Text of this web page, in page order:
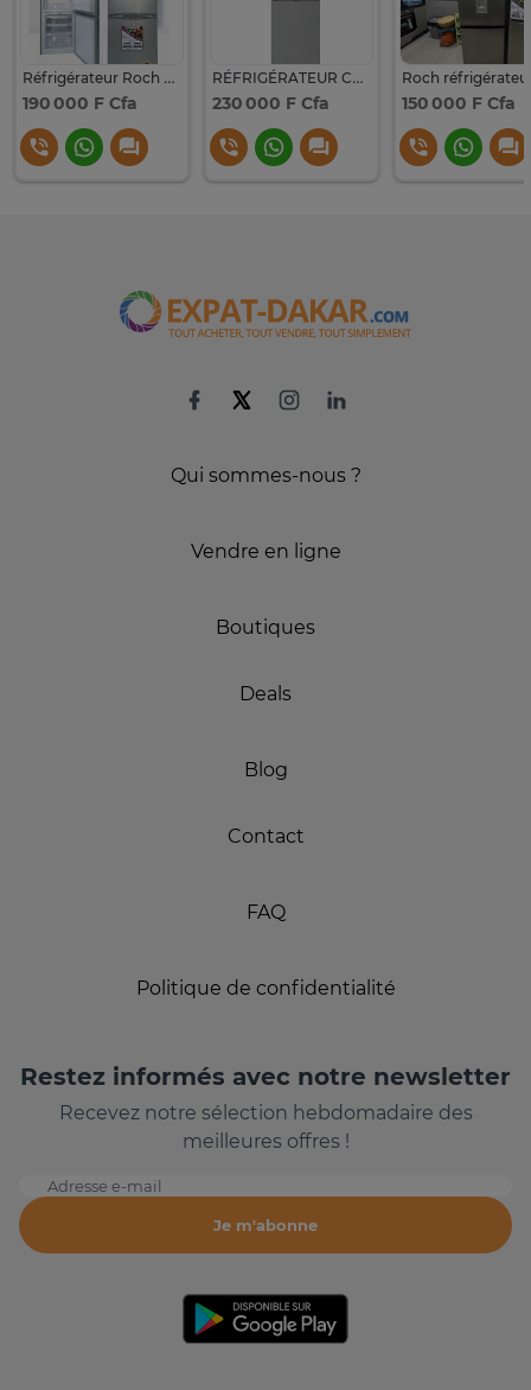
Réfrigérateur Roch combiné 3 tiroirs
190 000 F Cfa
RÉFRIGÉRATEUR COMBINE beko 4 tiroirs avec fontaine
230 000 F Cfa 150 000 F Cfa
Qui sommes-nous ?
Vendre en ligne
Boutiques
Deals
Blog
Contact
FAQ
Politique de confidentialité
Restez informés avec notre newsletter
Recevez notre sélection hebdomadaire des
meilleures offres !
Adresse e-mail
Je m'abonne